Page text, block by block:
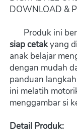
DOWNLOAD &
Produk ini
siap cetak yang
anak belajar
dengan mudah
panduan
ini melatih
menggambar si
Detail Produk: